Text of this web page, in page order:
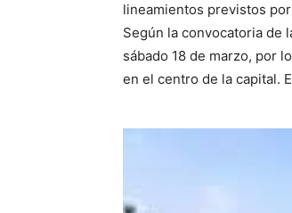
lineamientos previstos
Según la convocatoria de
sábado 18 de marzo, por
en el centro de la capital.